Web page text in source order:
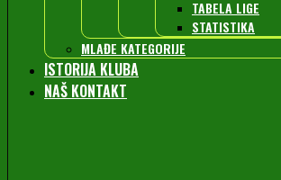
TABELA LIGE
STATISTIKA
MLAĐE KATEGORIJE
ISTORIJA KLUBA
NAŠ KONTAKT